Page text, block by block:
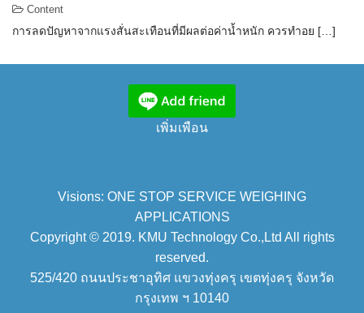
Content
การลดปัญหาจากแรงสั่นสะเทือนที่มีผลต่อค่าน้ำหนัก ควรทำอย […]
เพิ่มเพือน
Visions: ONE STOP SERVICE WEIGHING
APPLICATIONS
Copyright © 2019. KMU Technology Co.,Ltd All rights
reserved.
525/420 ถนนประชาอุทิศ แขวงทุ่งครุ เขตทุ่งครุ จังหวัด
กรุงเทพ ฯ 10140